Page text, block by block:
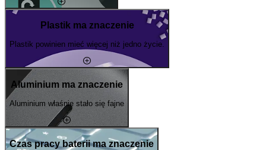
Plastik ma znaczenie
Plastik powinien mieć więcej niż jedno życie.
Aluminium ma znaczenie
Aluminium właśnie stało się fajne
Czas pracy baterii ma znaczenie